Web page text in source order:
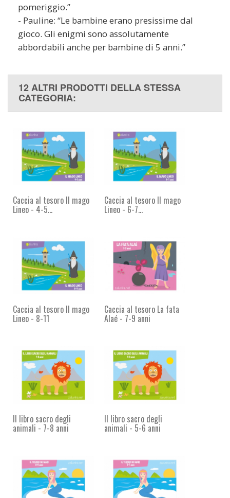
pomeriggio.”
- Pauline: “Le bambine erano presissime dal
gioco. Gli enigmi sono assolutamente
abbordabili anche per bambine di 5 anni.”
12 ALTRI PRODOTTI DELLA STESSA
CATEGORIA:
Caccia al tesoro Il mago
Lineo - 4-5...
Caccia al tesoro Il mago
Lineo - 6-7...
Caccia al tesoro Il mago
Lineo - 8-11
Caccia al tesoro La fata
Alaé - 7-9 anni
Il libro sacro degli
animali - 7-8 anni
Il libro sacro degli
animali - 5-6 anni